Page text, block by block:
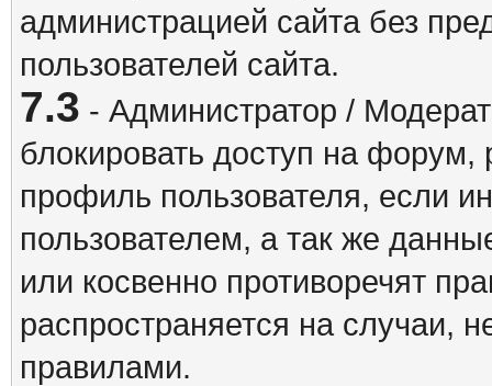
администрацией сайта без
пользователей сайта.
7.3 - Администратор /
блокировать доступ на форум,
профиль пользователя, если
пользователем, а так же
или косвенно противоречят
распространяется на случаи,
правилами.